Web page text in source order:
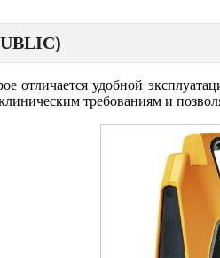
отличается удобной
требованиям и